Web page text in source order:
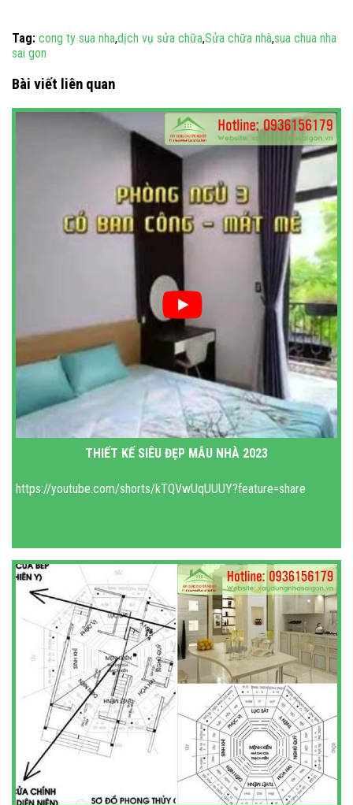
Tag: cong ty sua nha,dịch vụ sửa chữa,Sửa chữa nhà,sua chua nha
sai gon
Bài viết liên quan
THIẾT KẾ SIÊU ĐẸP MẪU NHÀ 2023
https://youtube.com/shorts/kTQVwUqUUUY?feature=share